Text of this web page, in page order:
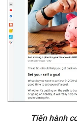
Tiến hành